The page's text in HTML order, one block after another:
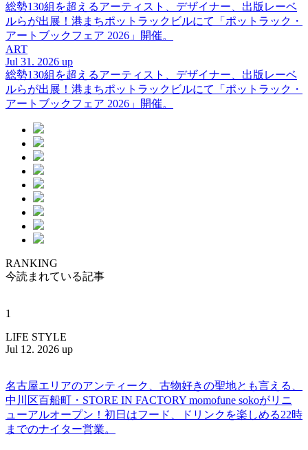
総勢130組を超えるアーティスト、デザイナー、出版レーベ
ルらが出展！港まちポットラックビルにて「ポットラック・
アートブックフェア 2026」開催。
ART
Jul 31. 2026 up
総勢130組を超えるアーティスト、デザイナー、出版レーベ
ルらが出展！港まちポットラックビルにて「ポットラック・
アートブックフェア 2026」開催。
RANKING
今読まれている記事
1
LIFE STYLE
Jul 12. 2026 up
名古屋エリアのアンティーク、古物好きの聖地とも言える、
中川区百船町・STORE IN FACTORY momofune sokoがリニ
ューアルオープン！初日はフード、ドリンクを楽しめる22時
までのナイター営業。